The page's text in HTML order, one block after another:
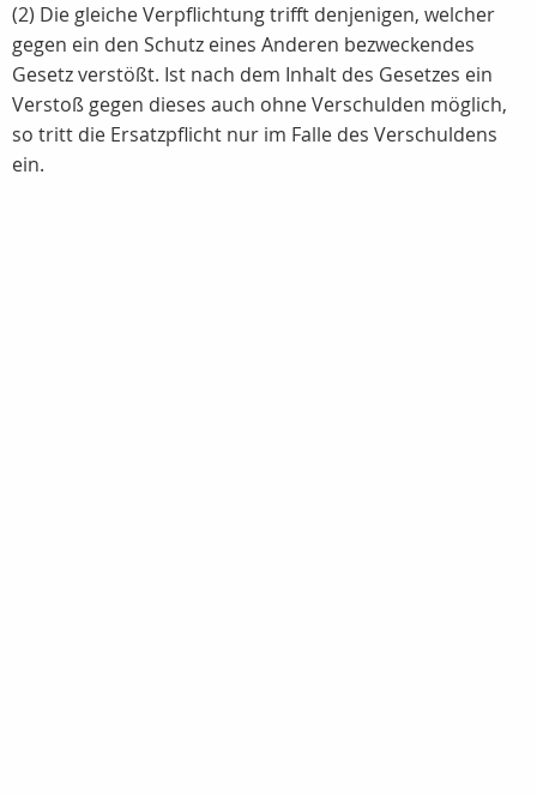
(2) Die gleiche Verpflichtung trifft denjenigen, welcher
gegen ein den Schutz eines Anderen bezweckendes
Gesetz verstößt. Ist nach dem Inhalt des Gesetzes ein
Verstoß gegen dieses auch ohne Verschulden möglich,
so tritt die Ersatzpflicht nur im Falle des Verschuldens
ein.